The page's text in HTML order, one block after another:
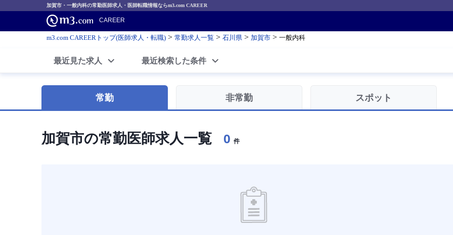
加賀市・一般内科の常勤医師求人・医師転職情報ならm3.com CAREER
CAREER
m3.com CAREERトップ(医師求人・転職) > 常勤求人一覧 > 石川県 > 加賀市 > 一般内科
最近見た求人 最近検索した条件
常勤 非常勤 スポット
加賀市の常勤医師求人一覧 0 件